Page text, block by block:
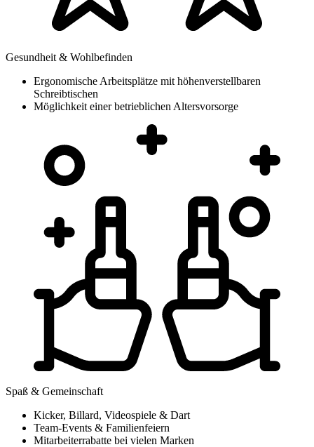
Gesundheit & Wohlbefinden
Ergonomische Arbeitsplätze mit höhenverstellbaren
Schreibtischen
Möglichkeit einer betrieblichen Altersvorsorge
Spaß & Gemeinschaft
Kicker, Billard, Videospiele & Dart
Team-Events & Familienfeiern
Mitarbeiterrabatte bei vielen Marken